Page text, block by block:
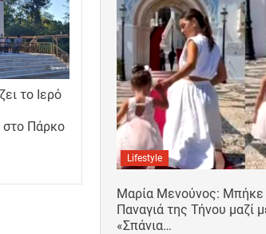
το Ιερό
Πάρκο
Lifestyle
Μαρία Μενούνος: Μπήκε
Παναγιά της Τήνου μαζί
«Σπάνια…